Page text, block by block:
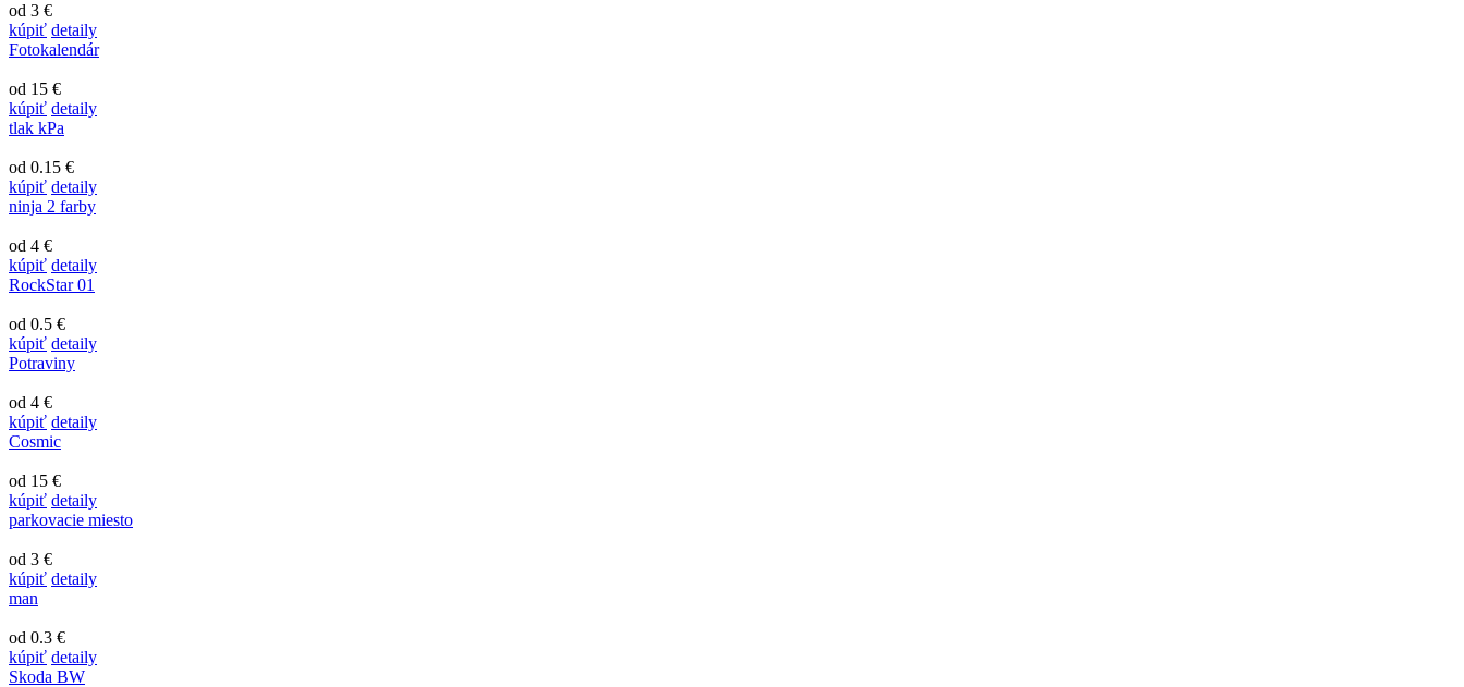
od 3 €
kúpiť detaily
Fotokalendár
od 15 €
kúpiť detaily
tlak kPa
od 0.15 €
kúpiť detaily
ninja 2 farby
od 4 €
kúpiť detaily
RockStar 01
od 0.5 €
kúpiť detaily
Potraviny
od 4 €
kúpiť detaily
Cosmic
od 15 €
kúpiť detaily
parkovacie miesto
od 3 €
kúpiť detaily
man
od 0.3 €
kúpiť detaily
Skoda BW